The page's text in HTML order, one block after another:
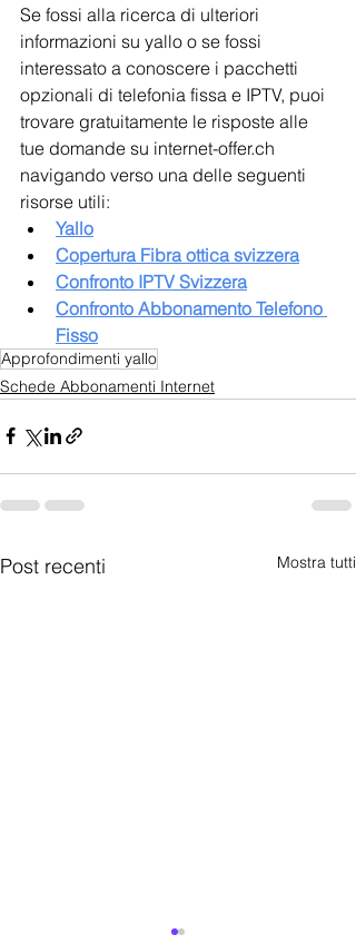
Se fossi alla ricerca di ulteriori
informazioni su yallo o se fossi
interessato a conoscere i pacchetti
opzionali di telefonia fissa e IPTV, puoi
trovare gratuitamente le risposte alle
tue domande su internet-offer.ch
navigando verso una delle seguenti
risorse utili:
Yallo
Copertura Fibra ottica svizzera
Confronto IPTV Svizzera
Confronto Abbonamento Telefono
Fisso
Approfondimenti yallo
Schede Abbonamenti Internet
Post recenti Mostra tutti